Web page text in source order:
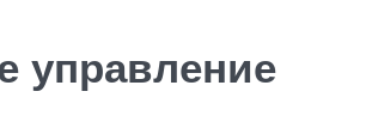
управление